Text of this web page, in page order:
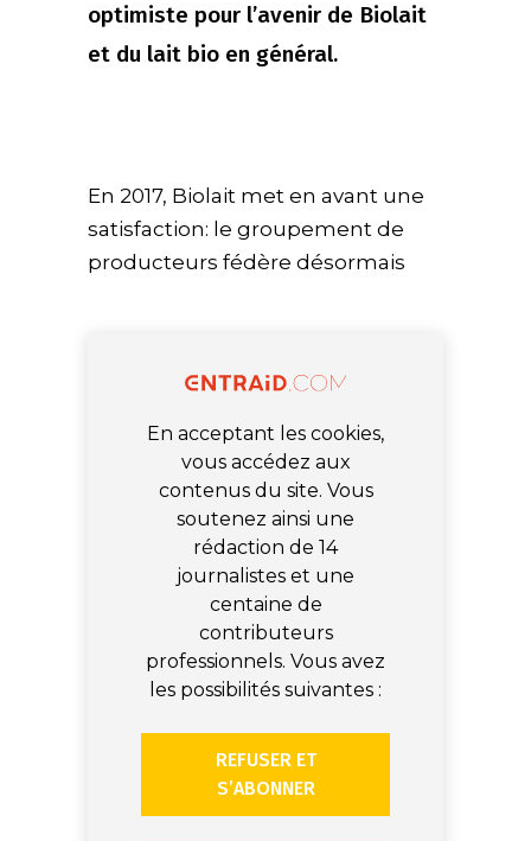
optimiste pour l’avenir de Biolait
et du lait bio en général.
En 2017, Biolait met en avant une
satisfaction: le groupement de
producteurs fédère désormais
En acceptant les cookies,
vous accédez aux
contenus du site. Vous
soutenez ainsi une
rédaction de 14
journalistes et une
centaine de
contributeurs
professionnels. Vous avez
les possibilités suivantes :
REFUSER ET
S’ABONNER